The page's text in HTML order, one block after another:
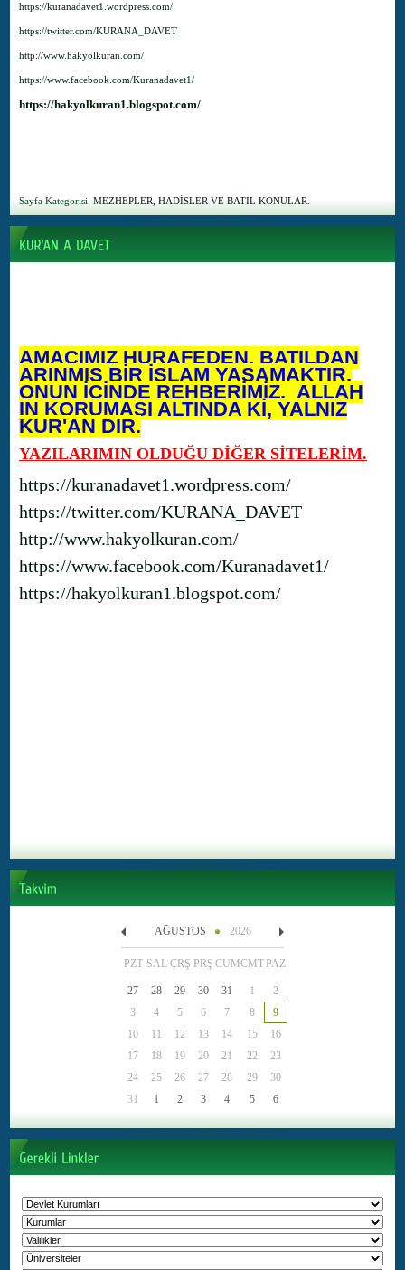
AMACIMIZ HURAFEDEN, BATILDAN
ARINMIŞ BİR İSLAM YAŞAMAKTIR.
ONUN İÇİNDE REHBERİMİZ, ALLAH
IN KORUMASI ALTINDA Kİ, YALNIZ
KUR'AN DIR.
YAZILARIMIN OLDUĞU DİĞER SİTELERİM.
https://kuranadavet1.wordpress.com/
https://twitter.com/KURANA_DAVET
http://www.hakyolkuran.com/
https://www.facebook.com/Kuranadavet1/
https://hakyolkuran1.blogspot.com/
https://kuranadavet1.wordpress.com/
https://twitter.com/KURANA_DAVET
http://www.hakyolkuran.com/
https://www.facebook.com/Kuranadavet1/
https://hakyolkuran1.blogspot.com/
Sayfa Kategorisi: MEZHEPLER, HADİSLER VE BATIL KONULAR.